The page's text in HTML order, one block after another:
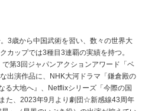
3歳から中国武術を習い、数々の世界大
カップでは3種目3連覇の実績を持つ。
第3回ジャパンアクションアワード「ベ
出演作品に、NHK大河ドラマ「鎌倉殿の
大地へ』、Netflixシリーズ「今際の国
た、2023年9月より劇団☆新感線43周年